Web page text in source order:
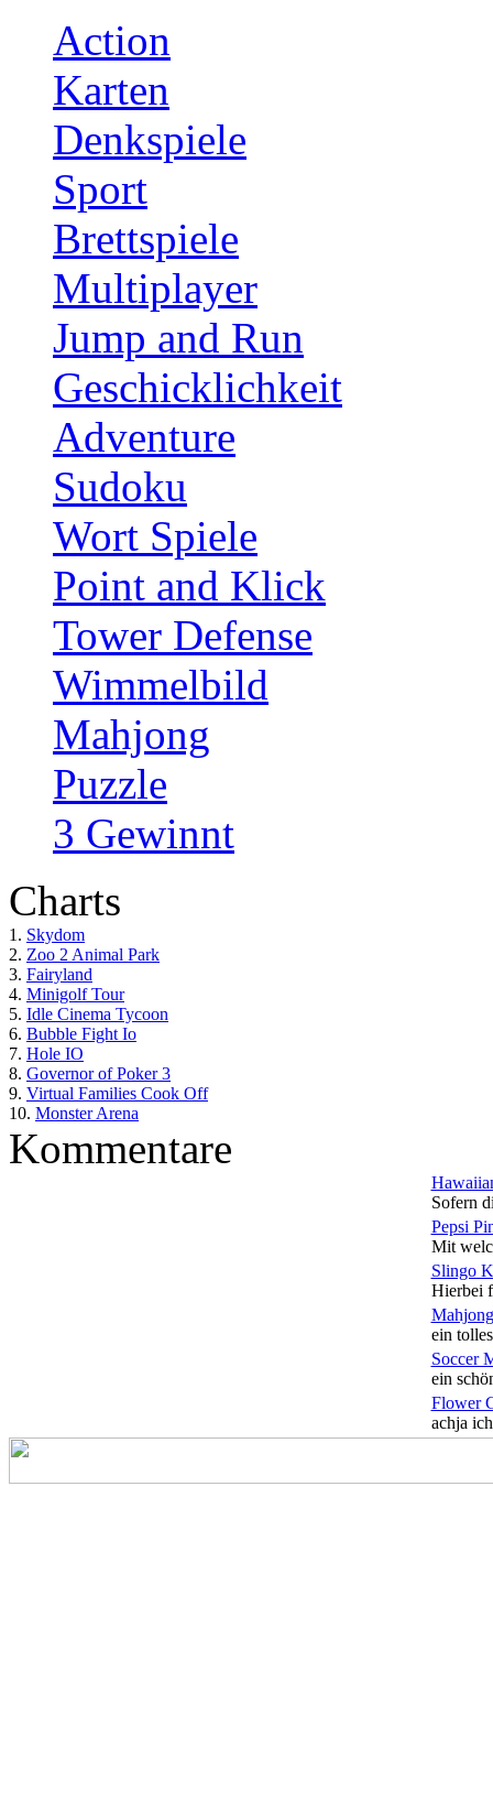
Action
Karten
Denkspiele
Sport
Brettspiele
Multiplayer
Jump and Run
Geschicklichkeit
Adventure
Sudoku
Wort Spiele
Point and Klick
Tower Defense
Wimmelbild
Mahjong
Puzzle
3 Gewinnt
Charts
1. Skydom
2. Zoo 2 Animal Park
3. Fairyland
4. Minigolf Tour
5. Idle Cinema Tycoon
6. Bubble Fight Io
7. Hole IO
8. Governor of Poker 3
9. Virtual Families Cook Off
10. Monster Arena
Kommentare
Sofern
Pepsi
Mit
Slingo
Hierbei
ein
Soccer
ein
Flower
achja